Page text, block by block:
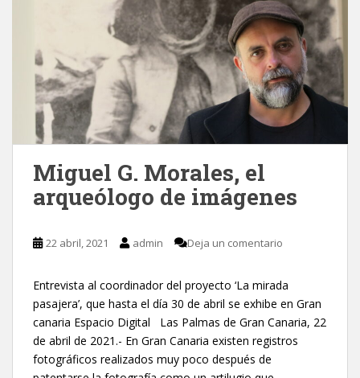
Miguel G. Morales, el
arqueólogo de imágenes
22 abril, 2021 admin Deja un comentario
Entrevista al coordinador del proyecto ‘La mirada
pasajera’, que hasta el día 30 de abril se exhibe en Gran
canaria Espacio Digital Las Palmas de Gran Canaria, 22
de abril de 2021.- En Gran Canaria existen registros
fotográficos realizados muy poco después de